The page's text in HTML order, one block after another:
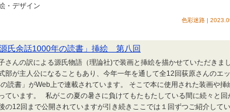
・デザイン
色彩迷路 |
氏余話1000年の読書」挿絵 第八回
さんの訳による源氏物語（理論社)で装画と挿絵を描かせていただきま
部が主人公になることもあり、今年一年を通して全12回荻原さんのエ
読書」がWeb上で連載されています。 そこで本に使用された装画や挿
ています。 私がこの夏の暑さに負けてもたもたしている間に続々と回
の12回まで公開されていますが引き続きここでは１回ずつご紹介して